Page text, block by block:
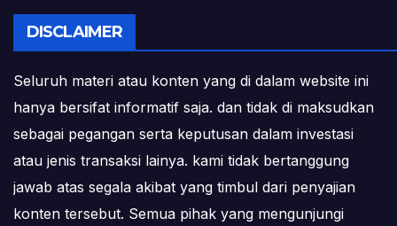
DISCLAIMER
Seluruh materi atau konten yang di dalam website ini
hanya bersifat informatif saja. dan tidak di maksudkan
sebagai pegangan serta keputusan dalam investasi
atau jenis transaksi lainya. kami tidak bertanggung
jawab atas segala akibat yang timbul dari penyajian
konten tersebut. Semua pihak yang mengunjungi